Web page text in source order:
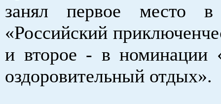
занял первое место в
«Российский
и второе - в номинации
оздоровительный отдых».